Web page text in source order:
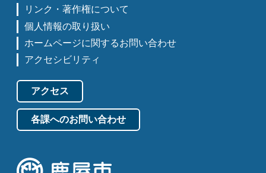
リンク・著作権について
個人情報の取り扱い
ホームページに関するお問い合わせ
アクセシビリティ
アクセス
各課へのお問い合わせ